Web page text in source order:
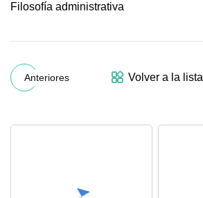
Filosofía administrativa
Anteriores Volver a la lista